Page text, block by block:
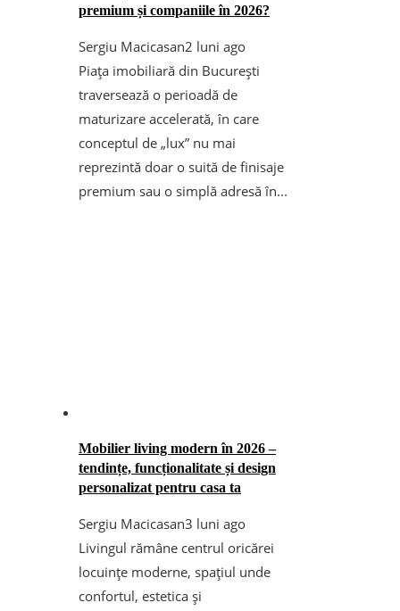
premium și companiile în 2026?
Sergiu Macicasan2 luni ago
Piața imobiliară din București
traversează o perioadă de
maturizare accelerată, în care
conceptul de „lux” nu mai
reprezintă doar o suită de finisaje
premium sau o simplă adresă în...
Mobilier living modern în 2026 –
tendințe, funcționalitate și design
personalizat pentru casa ta
Sergiu Macicasan3 luni ago
Livingul rămâne centrul oricărei
locuințe moderne, spațiul unde
confortul, estetica și